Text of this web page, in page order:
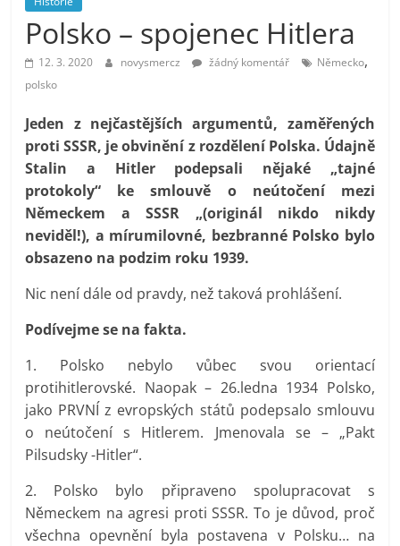
prospívá?
Polsko – spojenec Hitlera
12. 3. 2020 novysmercz žádný komentář Německo,
polsko
Jeden z nejčastějších argumentů, zaměřených
proti SSSR, je obvinění z rozdělení Polska. Údajně
Stalin a Hitler podepsali nějaké „tajné
protokoly“ ke smlouvě o neútočení mezi
Německem a SSSR „(originál nikdo nikdy
neviděl!), a mírumilovné, bezbranné Polsko bylo
obsazeno na podzim roku 1939.
Nic není dále od pravdy, než taková prohlášení.
Podívejme se na fakta.
1. Polsko nebylo vůbec svou orientací
protihitlerovské. Naopak – 26.ledna 1934 Polsko,
jako PRVNÍ z evropských států podepsalo smlouvu
o neútočení s Hitlerem. Jmenovala se – „Pakt
Pilsudsky -Hitler“.
2. Polsko bylo připraveno spolupracovat s
Německem na agresi proti SSSR. To je důvod, proč
všechna opevnění byla postavena v Polsku… na